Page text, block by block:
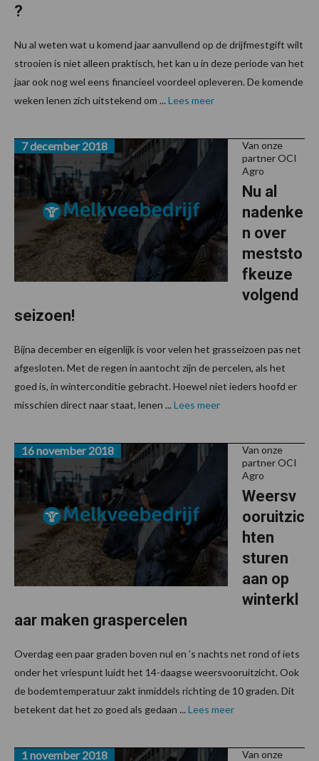
?
Nu al weten wat u komend jaar aanvullend op de drijfmestgift wilt
strooien is niet alleen praktisch, het kan u in deze periode van het
jaar ook nog wel eens financieel voordeel opleveren. De komende
weken lenen zich uitstekend om ... Lees meer
Van onze
partner OCI
Agro
Nu al
nadenke
n over
meststo
fkeuze
volgend
seizoen!
7 december 2018
Bijna december en eigenlijk is voor velen het grasseizoen pas net
afgesloten. Met de regen in aantocht zijn de percelen, als het
goed is, in winterconditie gebracht. Hoewel niet ieders hoofd er
misschien direct naar staat, lenen ... Lees meer
Van onze
partner OCI
Agro
Weersv
ooruitzic
hten
sturen
aan op
winterkl
aar maken graspercelen
16 november 2018
Overdag een paar graden boven nul en ’s nachts net rond of iets
onder het vriespunt luidt het 14-daagse weersvooruitzicht. Ook
de bodemtemperatuur zakt inmiddels richting de 10 graden. Dit
betekent dat het zo goed als gedaan ... Lees meer
Van onze
1 november 2018